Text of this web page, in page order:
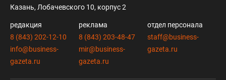
Казань, Лобачевского 10, корпус 2
редакция
8 (843) 202-12-10
info@business-
gazeta.ru
реклама
8 (843) 203-48-47
mir@business-
gazeta.ru
отдел персонала
staff@business-
gazeta.ru